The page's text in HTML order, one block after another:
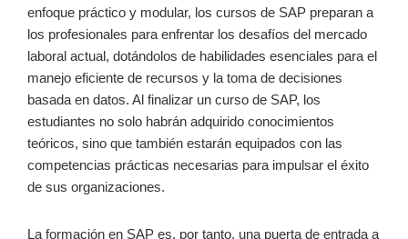
enfoque ⁣práctico y modular, los cursos de SAP preparan a
los profesionales para enfrentar​ los desafíos del mercado
laboral actual, dotándolos de habilidades esenciales para el
manejo eficiente de recursos y la toma de decisiones
⁤basada⁢ en datos. Al finalizar un curso de SAP, los
estudiantes no solo habrán adquirido conocimientos
teóricos, sino ⁢que también estarán‍ equipados con las
competencias prácticas‌ necesarias para impulsar el⁢ éxito ​
de‌ sus organizaciones.
La formación en SAP es, por tanto,‌ una puerta‌ de entrada a